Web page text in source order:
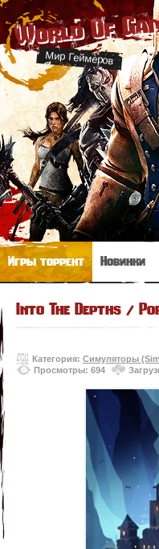
World Of
Мир Геймеров
Игры торрент Новинки
Into The Depths /
Категория: Симуляторы
Просмотры: 694